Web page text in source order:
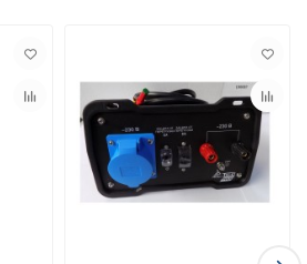
бензогенераторов мощностью
230В.
аварийной ситуации
запуск
восстанавливая
температур от +5°C до +40°C.